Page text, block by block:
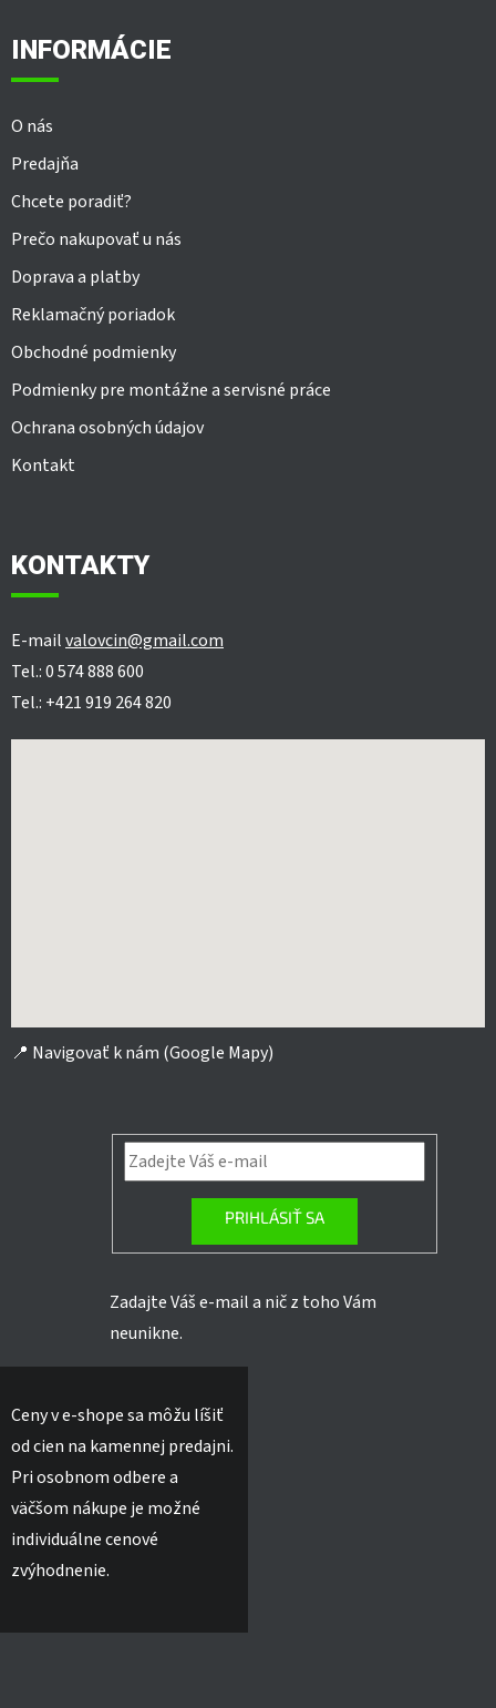
INFORMÁCIE
O nás
Predajňa
Chcete poradiť?
Prečo nakupovať u nás
Doprava a platby
Reklamačný poriadok
Obchodné podmienky
Podmienky pre montážne a servisné práce
Ochrana osobných údajov
Kontakt
KONTAKTY
E-mailvalovcin@gmail.com
Tel.: 0 574 888 600
Tel.: +421 919 264 820
📍 Navigovať k nám (Google Mapy)
PRIHLÁSIŤ SA
Zadajte Váš e-mail a nič z toho Vám
neunikne.
Ceny v e-shope sa môžu líšiť
od cien na kamennej predajni.
Pri osobnom odbere a
väčšom nákupe je možné
individuálne cenové
zvýhodnenie.